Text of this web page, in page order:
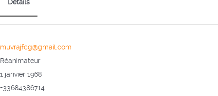
Détails
muvrajfcg@gmail.com
Réanimateur
1 janvier 1968
+33684386714